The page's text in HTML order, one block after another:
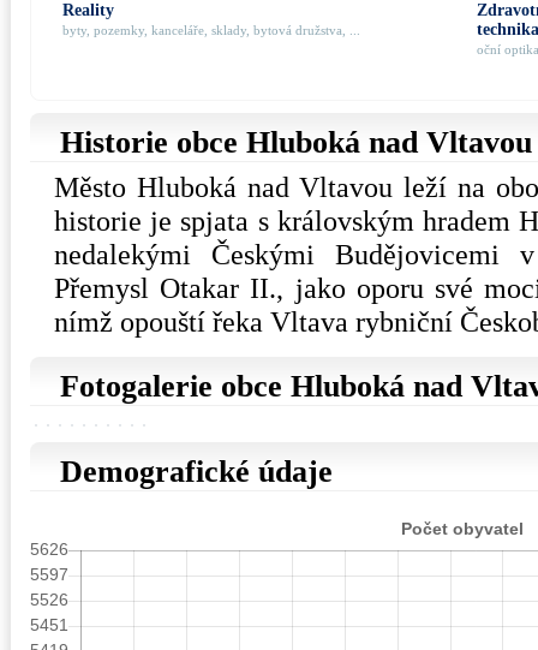
Reality
byty, pozemky, kanceláře, sklady, bytová družstva, ...
technika
oční
Historie obce Hluboká nad Vltavou
Město Hluboká nad Vltavou leží na
historie je spjata s královským hradem
nedalekými Českými
Přemysl Otakar II., jako oporu své
nímž opouští řeka Vltava rybniční
Fotogalerie obce Hluboká nad
Demografické údaje